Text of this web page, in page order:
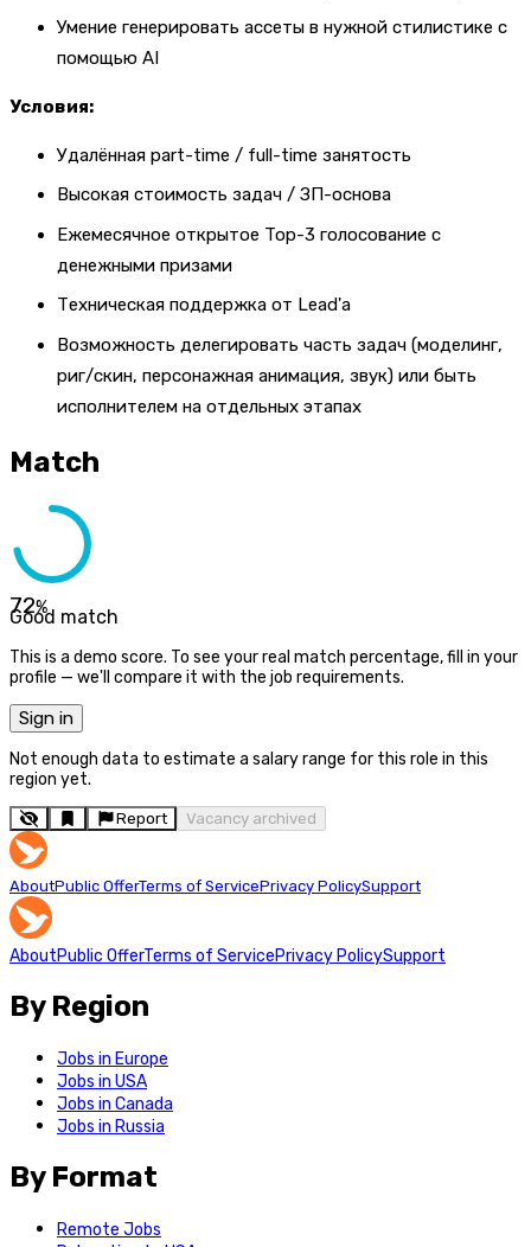
Умение генерировать ассеты в нужной стилистике с
помощью AI
Условия:
Удалённая part-time / full-time занятость
Высокая стоимость задач / ЗП-основа
Ежемесячное открытое Top-3 голосование с
денежными призами
Техническая поддержка от Lead'а
Возможность делегировать часть задач (моделинг,
риг/скин, персонажная анимация, звук) или быть
исполнителем на отдельных этапах
Match
72%
Good match
This is a demo score. To see your real match percentage, fill in your
profile — we'll compare it with the job requirements.
Sign in
Not enough data to estimate a salary range for this role in this
region yet.
Report Vacancy archived
AboutPublic OfferTerms of ServicePrivacy PolicySupport
AboutPublic OfferTerms of ServicePrivacy PolicySupport
By Region
Jobs in Europe
Jobs in USA
Jobs in Canada
Jobs in Russia
By Format
Remote Jobs